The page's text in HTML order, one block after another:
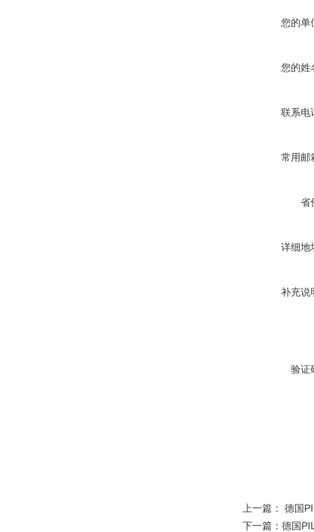
您的单
您的姓
联系电
常用邮
省
详细地
补充说
验证
上一篇： 德国
下一篇： 德国